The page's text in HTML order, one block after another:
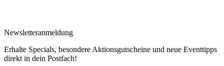
Newsletteranmeldung
Erhalte Specials, besondere Aktionsgutscheine und neue Eventtipps
direkt in dein Postfach!